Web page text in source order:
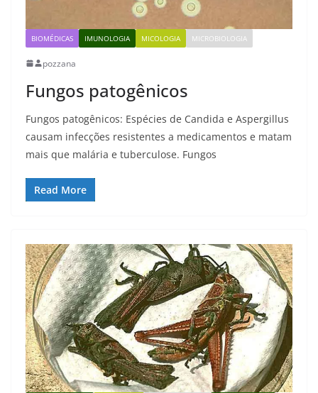
BIOMÉDICAS IMUNOLOGIA MICOLOGIA MICROBIOLOGIA
pozzana
Fungos patogênicos
Fungos patogênicos: Espécies de Candida e Aspergillus
causam infecções resistentes a medicamentos e matam
mais que malária e tuberculose. Fungos
Read More